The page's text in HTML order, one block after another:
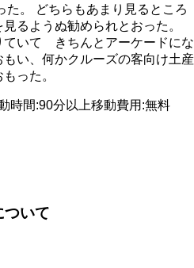
た。 どちらもあまり見るところ
るようぬ勧められとおった。
ていて きちんとアーケードにな
い、何かクルーズの客向け土産
った。
時間:90分以上移動費用 :無料
ついて